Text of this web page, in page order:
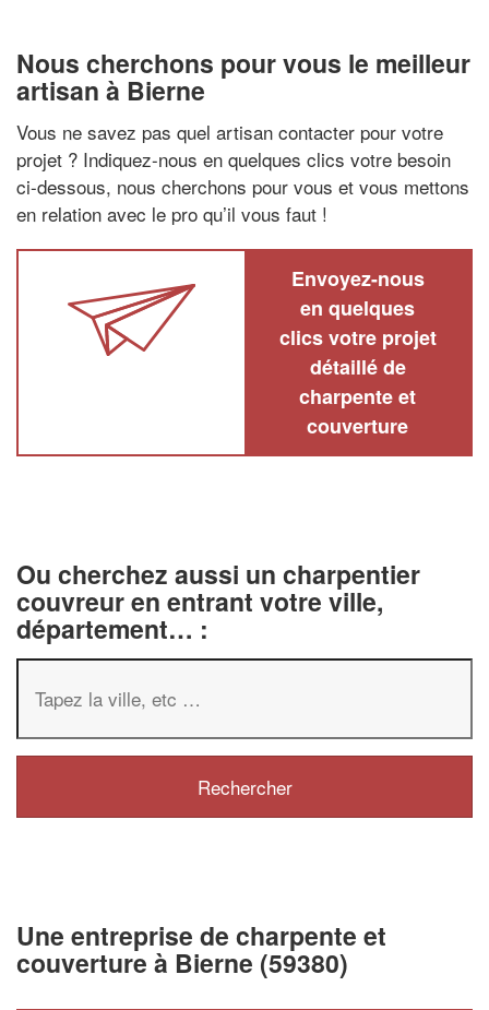
Nous cherchons pour vous le meilleur
artisan à Bierne
Vous ne savez pas quel artisan contacter pour votre
projet ? Indiquez-nous en quelques clics votre besoin
ci-dessous, nous cherchons pour vous et vous mettons
en relation avec le pro qu’il vous faut !
Envoyez-nous
en quelques
clics votre projet
détaillé de
charpente et
couverture
Ou cherchez aussi un charpentier
couvreur en entrant votre ville,
département… :
Une entreprise de charpente et
couverture à Bierne (59380)
Vous êtes un
professionnel ?
nouveaux clients